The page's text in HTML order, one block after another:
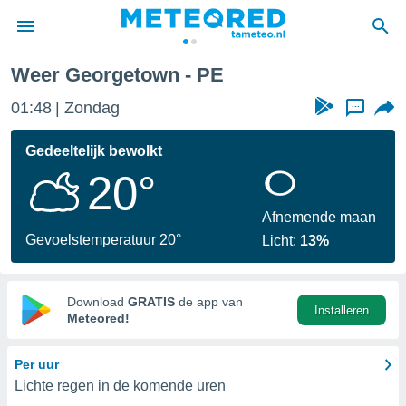
door
verstrekte
hoge
hebt de
voor
op basis
Weer Georgetown - PE
01:48 Zondag ...
Gedeeltelijk bewolkt
20°
Gevoelstemperatuur 20°
Afnemende maan
Licht: 13%
Download GRATIS de app van
Meteored!
Installeren
Per uur
Lichte regen in de komende uren